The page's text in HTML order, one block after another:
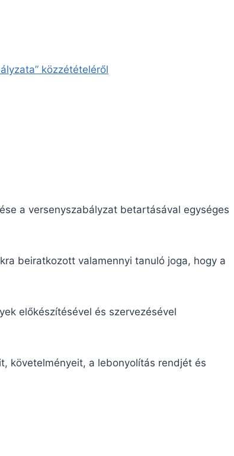
közzétételéről
a versenyszabályzat betartásával egységes
beiratkozott valamennyi tanuló joga, hogy a
előkészítésével és szervezésével
követelményeit, a lebonyolítás rendjét és